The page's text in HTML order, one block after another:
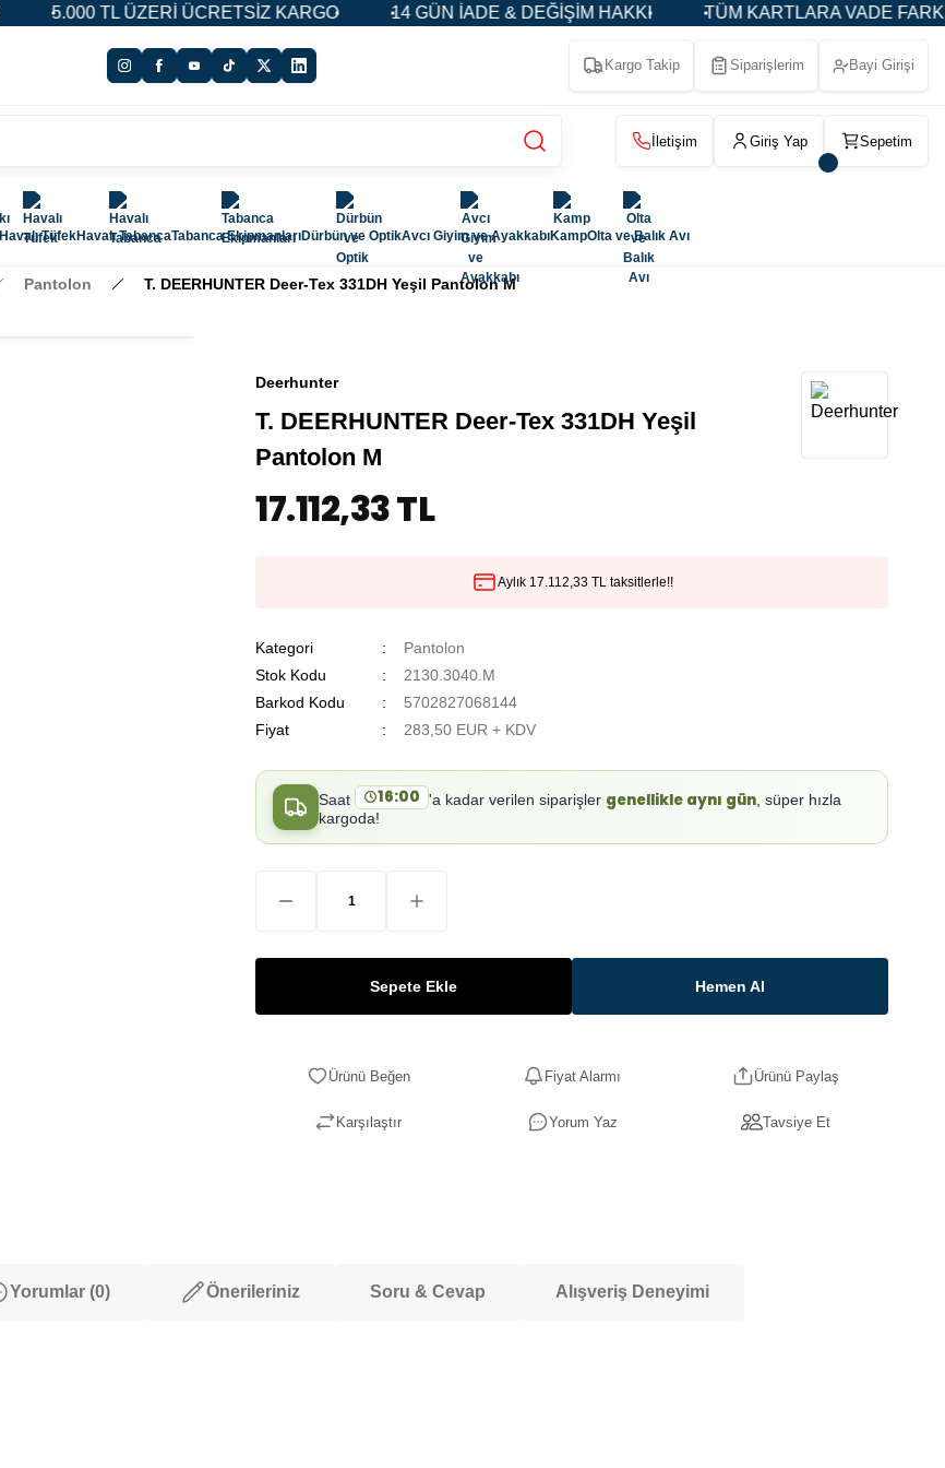
5.000 TL ÜZERİ ÜCRETSİZ KARGO 14 GÜN İADE & DEĞİŞİM HAKKI TÜM KARTLARA VADE FARKSIZ
Kargo Takip Siparişlerim Bayi Girişi
İletişim Giriş Yap Sepetim
Havalı TüfekHavalı TabancaTabanca EkipmanlarıDürbün ve OptikAvcı Giyim ve AyakkabıKampOlta ve Balık Avı
Pantolon T. DEERHUNTER Deer-Tex 331DH Yeşil Pantolon M
Deerhunter
T. DEERHUNTER Deer-Tex 331DH Yeşil
Pantolon M
17.112,33 TL
Aylık 17.112,33 TL taksitlerle!!
Kategori
Pantolon
Stok Kodu
2130.3040.M
Barkod Kodu
5702827068144
Fiyat
283,50 EUR + KDV
Saat 16:00 'a kadar verilen siparişler genellikle aynı gün , süper hızla
kargoda!
Sepete Ekle Hemen Al
Fiyat Alarmı Ürünü Paylaş
Karşılaştır Yorum Yaz Tavsiye Et
Yorumlar (0) Önerileriniz Soru & Cevap Alışveriş Deneyimi